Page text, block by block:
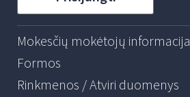
Mokesčių mokėtojų informacija
Formos
Rinkmenos / Atviri duomenys